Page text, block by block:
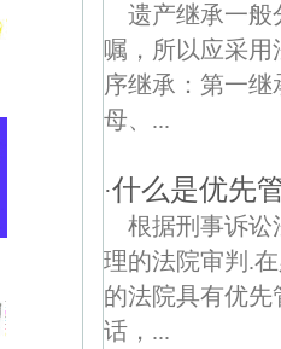
遗产继承一般
嘱，所以应采
序继承：第一
母、...
·什么是优先
根据刑事诉讼
理的法院审判.
的法院具有优
话，...